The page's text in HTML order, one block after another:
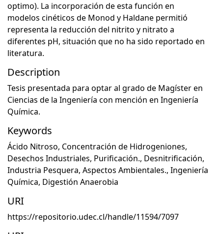
optimo). La incorporación de esta función en
modelos cinéticos de Monod y Haldane permitió
representa la reducción del nitrito y nitrato a
diferentes pH, situación que no ha sido reportado en
literatura.
Description
Tesis presentada para optar al grado de Magíster en
Ciencias de la Ingeniería con mención en Ingeniería
Química.
Keywords
Ácido Nitroso, Concentración de Hidrogeniones,
Desechos Industriales, Purificación., Desnitrificación,
Industria Pesquera, Aspectos Ambientales., Ingeniería
Química, Digestión Anaerobia
URI
https://repositorio.udec.cl/handle/11594/7097